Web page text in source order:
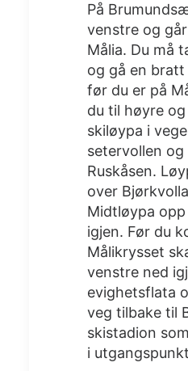
På
venstre og
Målia. Du må
og gå en
før du er på
du til høyre
skiløypa i
setervollen
Ruskåsen.
over
Midtløypa
igjen. Før du
Målikrysset
venstre ned
evighetsflata
veg tilbake til
skistadion
i